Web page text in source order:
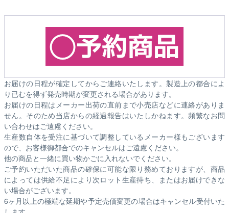
お届けの日程が確定してからご連絡いたします。製造上の都合によ
り已むを得ず発売時期が変更される場合があります。
お届けの日程はメーカー出荷の直前まで小売店などに連絡がありま
せん。そのため当店からの経過報告はいたしかねます。頻繁なお問
い合わせはご遠慮ください。
生産数自体を受注に基づいて調整しているメーカー様もございます
ので、お客様御都合でのキャンセルはご遠慮ください。
他の商品と一緒に買い物かごに入れないでください。
ご予約いただいた商品の確保に可能な限り務めておりますが、商品
によっては供給不足により次ロット生産待ち、またはお届けできな
い場合がございます。
6ヶ月以上の極端な延期や予定売価変更の場合はキャンセル受付いた